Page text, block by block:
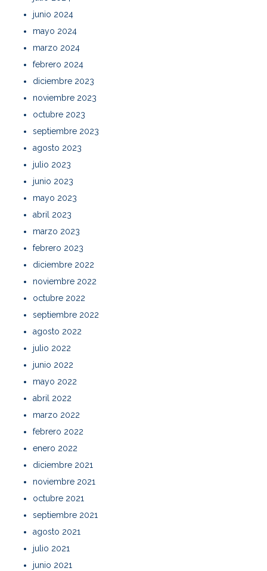
junio 2024
mayo 2024
marzo 2024
febrero 2024
diciembre 2023
noviembre 2023
octubre 2023
septiembre 2023
agosto 2023
julio 2023
junio 2023
mayo 2023
abril 2023
marzo 2023
febrero 2023
diciembre 2022
noviembre 2022
octubre 2022
septiembre 2022
agosto 2022
julio 2022
junio 2022
mayo 2022
abril 2022
marzo 2022
febrero 2022
enero 2022
diciembre 2021
noviembre 2021
octubre 2021
septiembre 2021
agosto 2021
julio 2021
junio 2021